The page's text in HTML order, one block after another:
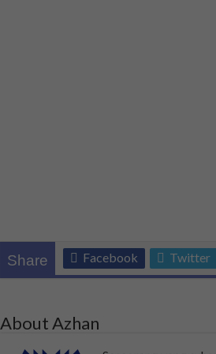
Share Facebook Twitter
About Azhan